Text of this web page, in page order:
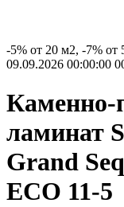
-5% от 20 м2, -7% от
09.09.2026 00:00:00 0
ламинат
Grand
ECO 11-5